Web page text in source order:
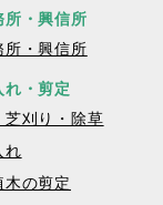
所・興信所
所・興信所
れ・剪定
芝刈り・除草
れ
木の剪定